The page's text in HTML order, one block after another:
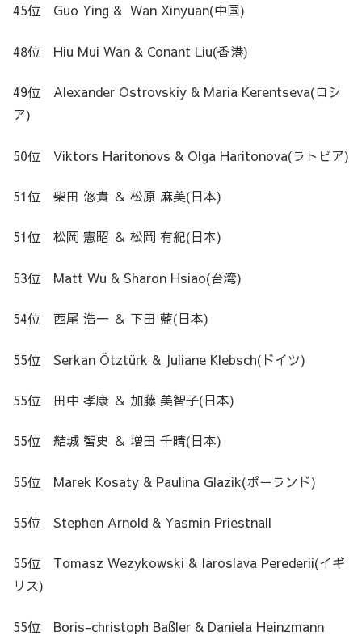
45位 Guo Ying & Wan Xinyuan(中国)
48位 Hiu Mui Wan & Conant Liu(香港)
49位 Alexander Ostrovskiy & Maria Kerentseva(ロシ
ア)
50位 Viktors Haritonovs & Olga Haritonova(ラトビア)
51位 柴田 悠貴 ＆ 松原 麻美(日本)
51位 松岡 憲昭 ＆ 松岡 有紀(日本)
53位 Matt Wu & Sharon Hsiao(台湾)
54位 西尾 浩一 ＆ 下田 藍(日本)
55位 Serkan Ötztürk & Juliane Klebsch(ドイツ)
55位 田中 孝康 ＆ 加藤 美智子(日本)
55位 結城 智史 ＆ 増田 千晴(日本)
55位 Marek Kosaty & Paulina Glazik(ポーランド)
55位 Stephen Arnold & Yasmin Priestnall
55位 Tomasz Wezykowski & Iaroslava Perederii(イギ
リス)
55位 Boris-christoph Baßler & Daniela Heinzmann